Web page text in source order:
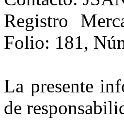
Registro
Folio: 181,
La presente
de